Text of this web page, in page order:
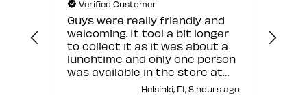
Verified Customer
Guys were really friendly and
welcoming. It tool a bit longer
to collect it as it was about a
lunchtime and only one person
was available in the store at
that moment but other than
Helsinki, FI, 8 hours ago